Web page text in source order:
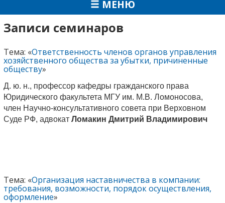
МЕНЮ
Записи семинаров
Тема: «Ответственность членов органов управления
хозяйственного общества за убытки, причиненные
обществу»
Д. ю. н., профессор кафедры гражданского права
Юридического факультета МГУ им. М.В. Ломоносова,
член Научно-консультативного совета при Верховном
Суде РФ, адвокат Ломакин Дмитрий Владимирович
Тема: «Организация наставничества в компании:
требования, возможности, порядок осуществления,
оформление»